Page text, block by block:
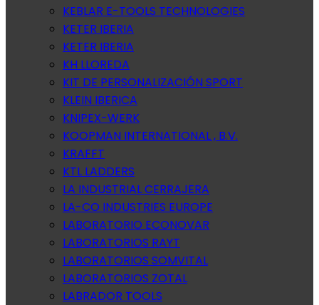
KEBLAR E-TOOLS TECHNOLOGIES
KETER IBERIA
KETER IBERIA
KH LLOREDA
KIT DE PERSONALIZACIÓN SPORT
KLEIN IBERICA
KNIPEX-WERK
KOOPMAN INTERNATIONAL , B.V.
KRAFFT
KTL LADDERS
LA INDUSTRIAL CERRAJERA
LA-CO INDUSTRIES EUROPE
LABORATORIO ECONOVAR
LABORATORIOS RAYT
LABORATORIOS SOMVITAL
LABORATORIOS ZOTAL
LABRADOR TOOLS